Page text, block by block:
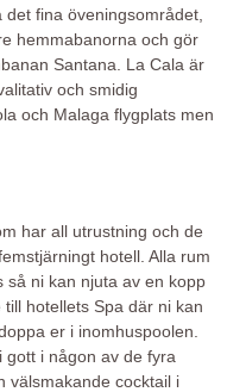
fina öveningsområdet,
hemmabanorna och gör
Santana. La Cala är
och smidig
och Malaga flygplats men
har all utrustning och de
hotell. Alla rum
så ni kan njuta av en kopp
hotellets Spa där ni kan
er i inomhuspoolen.
gott i någon av de fyra
välsmakande cocktail i